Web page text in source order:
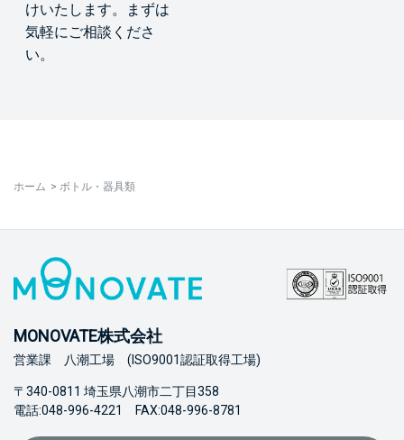
けいたします。まずは
気軽にご相談くださ
い。
ホーム > ボトル・器具類
MONOVATE株式会社
営業課 八潮工場 (ISO9001認証取得工場)
〒340-0811 埼玉県八潮市二丁目358
電話:048-996-4221 FAX:048-996-8781